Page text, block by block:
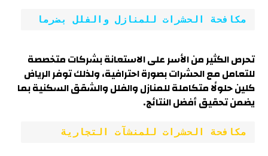
مكافحة الحشرات للمنازل والفلل بضرما
تحرص الكثير من الأسر على الاستعانة بشركات متخصصة
للتعامل مع الحشرات بصورة احترافية، ولذلك توفر الرياض
كلين حلولًا متكاملة للمنازل والفلل والشقق السكنية بما
يضمن تحقيق أفضل النتائج.
مكافحة الحشرات للمنشآت التجارية